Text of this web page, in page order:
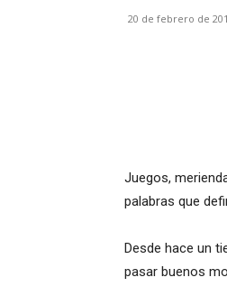
20 de febrero de
Juegos,
palabras que
Desde hace un
pasar buenos